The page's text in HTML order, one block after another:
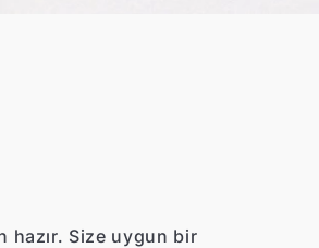
Size uygun bir